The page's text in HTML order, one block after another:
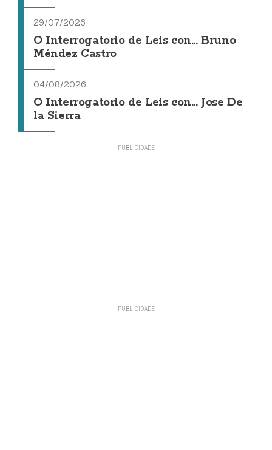
29/07/2026
O Interrogatorio de Leis con... Bruno
Méndez Castro
04/08/2026
O Interrogatorio de Leis con... Jose De
la Sierra